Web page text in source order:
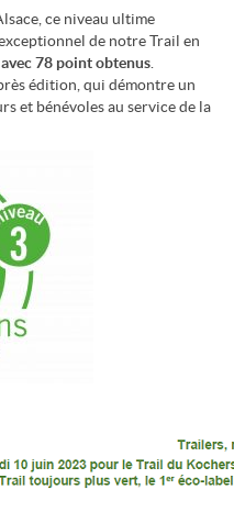
ce niveau ultime
de notre Trail en
avec 78 point obtenus
édition, qui démontre un
et bénévoles au service de la